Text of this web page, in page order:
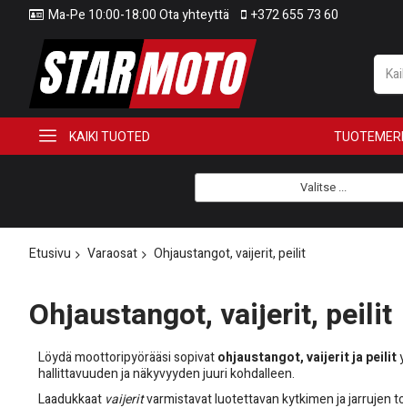
Ma-Pe 10:00-18:00 Ota yhteyttä +372 655 73 60
KAIKI TUOTED
Valitse ...
Etusivu Varaosat Ohjaustangot, vaijerit, peilit
Ohjaustangot, vaijerit, peilit
Löydä moottoripyörääsi sopivatohjaustangot, vaijerit ja peilit
hallittavuuden ja näkyvyyden juuri kohdalleen.
Laadukkaat vaijeritvarmistavat luotettavan kytkimen ja jarrujen